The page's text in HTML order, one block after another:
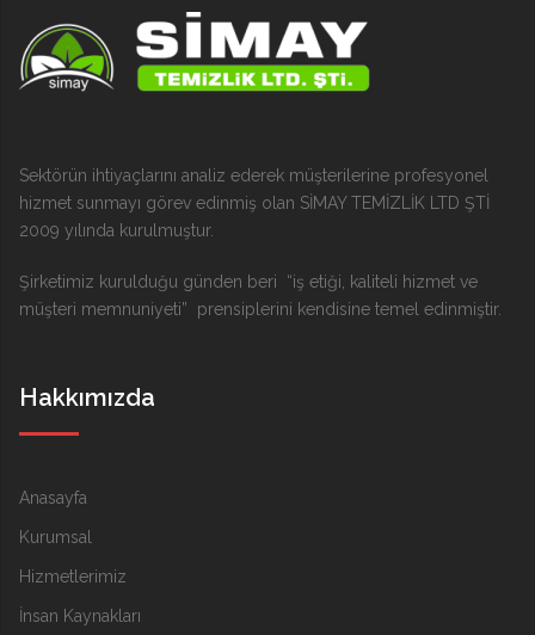
Sektörün ihtiyaçlarını analiz ederek müşterilerine profesyonel
hizmet sunmayı görev edinmiş olan SİMAY TEMİZLİK LTD ŞTİ
2009 yılında kurulmuştur.
Şirketimiz kurulduğu günden beri “iş etiği, kaliteli hizmet ve
müşteri memnuniyeti” prensiplerini kendisine temel edinmiştir.
Hakkımızda
Anasayfa
Kurumsal
Hizmetlerimiz
İnsan Kaynakları